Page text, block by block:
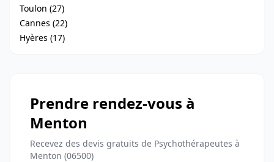
Toulon (27)
Cannes (22)
Hyères (17)
Prendre rendez-vous à
Menton
Recevez des devis gratuits de Psychothérapeutes à
Menton (06500)